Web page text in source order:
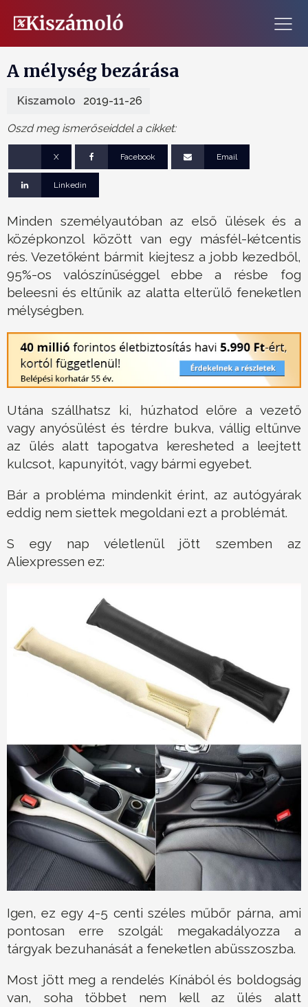
A mélység bezárása
Kiszamolo 2019-11-26
Oszd meg ismerőseiddel a cikket:
X Facebook Email
Linkedin
Minden személyautóban az első ülések és a
középkonzol között van egy másfél-kétcentis
rés. Vezetőként bármit kiejtesz a jobb kezedből,
95%-os valószínűséggel ebbe a résbe fog
beleesni és eltűnik az alatta elterülő feneketlen
mélységben.
Utána szállhatsz ki, húzhatod előre a vezető
vagy anyósülést és térdre bukva, vállig eltűnve
az ülés alatt tapogatva keresheted a leejtett
kulcsot, kapunyitót, vagy bármi egyebet.
Bár a probléma mindenkit érint, az autógyárak
eddig nem siettek megoldani ezt a problémát.
S egy nap véletlenül jött szemben az
Aliexpressen ez:
Igen, ez egy 4-5 centi széles műbőr párna, ami
pontosan erre szolgál: megakadályozza a
tárgyak bezuhanását a feneketlen abüsszoszba.
Most jött meg a rendelés Kínából és boldogság
van, soha többet nem kell az ülés alatt